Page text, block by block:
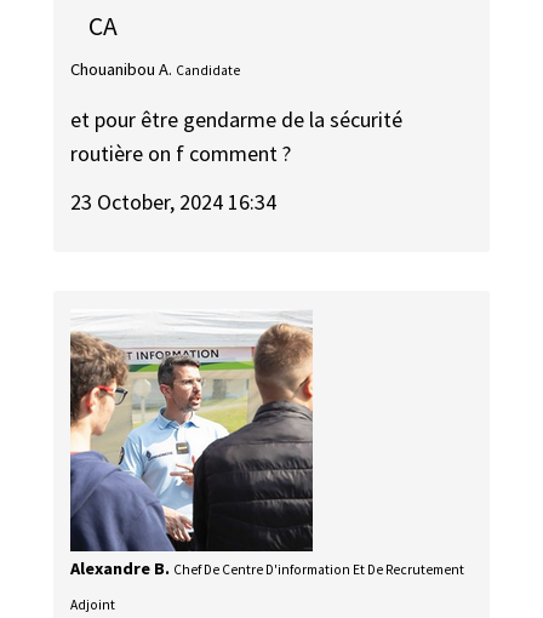
CA
Chouanibou A. Candidate
et pour être gendarme de la sécurité
routière on f comment ?
23 October, 2024 16:34
Alexandre B. Chef De Centre D'information Et De Recrutement
Adjoint